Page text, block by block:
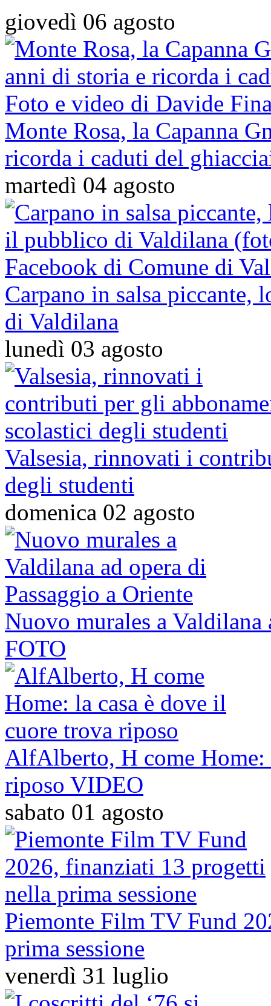
giovedì 06 agosto
Monte Rosa, la Capanna
ricorda i caduti del
martedì 04 agosto
Carpano in salsa piccante,
di Valdilana
lunedì 03 agosto
Valsesia, rinnovati i
degli studenti
domenica 02 agosto
Nuovo murales a Valdilana
FOTO
AlfAlberto, H come Home:
riposo VIDEO
sabato 01 agosto
Piemonte Film TV Fund
prima sessione
venerdì 31 luglio